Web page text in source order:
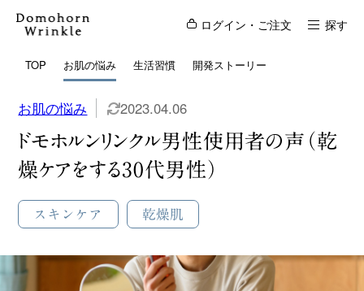
ログイン・ご注文 探す
TOP お肌の悩み 生活習慣 開発ストーリー
お肌の悩み 2023.04.06
ドモホルンリンクル男性使用者の声（乾
燥ケアをする30代男性）
スキンケア 乾燥肌